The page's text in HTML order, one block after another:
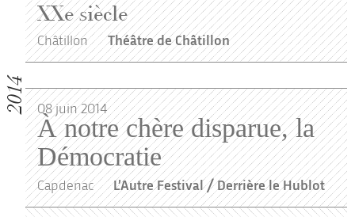
XXe siècle
Châtillon Théâtre de Châtillon
2014 08juin2014
À notre chère disparue, la
Démocratie
Capdenac L’Autre Festival / Derrière le Hublot